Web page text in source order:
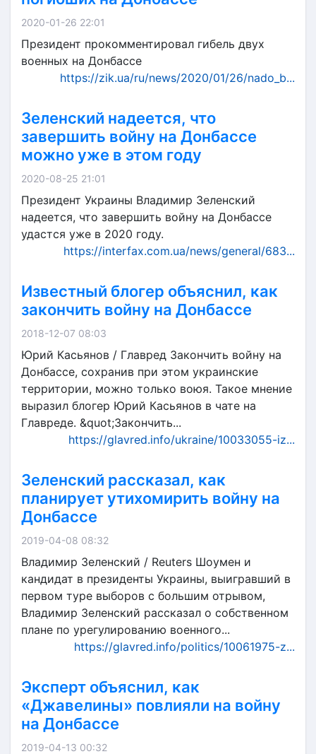
2020-01-26 22:01
Президент прокомментировал гибель двух
военных на Донбассе
https://zik.ua/ru/news/2020/01/26/nado_b...
Зеленский надеется, что
завершить войну на Донбассе
можно уже в этом году
2020-08-25 21:01
Президент Украины Владимир Зеленский
надеется, что завершить войну на Донбассе
удастся уже в 2020 году.
https://interfax.com.ua/news/general/683...
Известный блогер объяснил, как
закончить войну на Донбассе
2018-12-07 08:03
Юрий Касьянов / Главред Закончить войну на
Донбассе, сохранив при этом украинские
территории, можно только воюя. Такое мнение
выразил блогер Юрий Касьянов в чате на
Главреде. &quot;Закончить...
https://glavred.info/ukraine/10033055-iz...
Зеленский рассказал, как
планирует утихомирить войну на
Донбассе
2019-04-08 08:32
Владимир Зеленский / Reuters Шоумен и
кандидат в президенты Украины, выигравший в
первом туре выборов с большим отрывом,
Владимир Зеленский рассказал о собственном
плане по урегулированию военного...
https://glavred.info/politics/10061975-z...
Эксперт объяснил, как
«Джавелины» повлияли на войну
на Донбассе
2019-04-13 00:32